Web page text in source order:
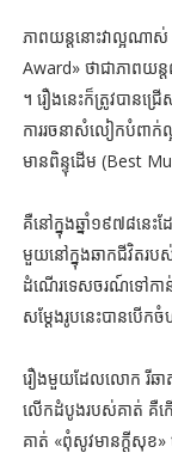
ភាពយន្តនោះវាល្អណាស់
Award» ថាជាភាពយន្
។ រឿងនេះក៏ត្រូវបានជ្
ការរចនាសំលៀកបំពាក់
មានពិន្ទុដើម (Best
គឺនៅក្នុងឆ្នាំ១៩៧៨នេះ
មួយនៅក្នុងឆាកជីវិតរប
ដំណើរទេសចរណ៍ទៅកាន់
សម្ដែងរូបនេះបានបើ
រឿងមួយដែលលោក រីឆា
លើកដំបូងរបស់គាត់ គឺក
គាត់ «ពុំសូវមានក្តីសុខ»